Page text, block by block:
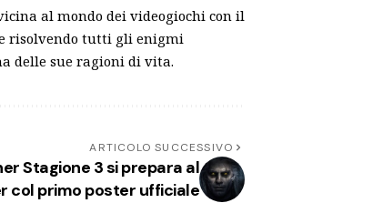
al mondo dei videogiochi con il
e risolvendo tutti gli enigmi
delle sue ragioni di vita.
ARTICOLO SUCCESSIVO
Stagione 3 si prepara al
col primo poster ufficiale